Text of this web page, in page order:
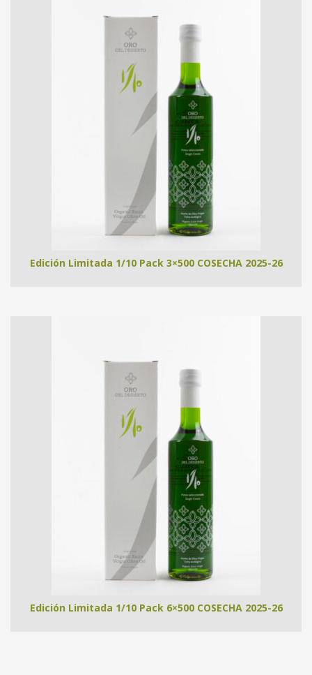
Edición Limitada 1/10 Pack 3×500 COSECHA 2025-26
Edición Limitada 1/10 Pack 6×500 COSECHA 2025-26